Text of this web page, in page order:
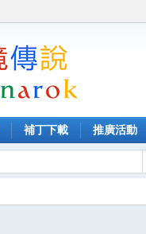
補丁下載 推廣活動